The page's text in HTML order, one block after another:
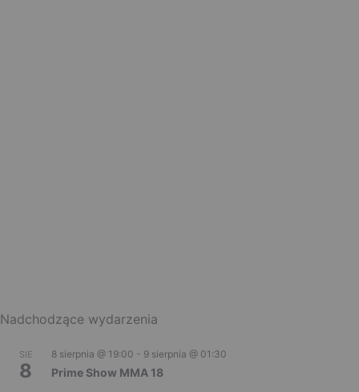
Nadchodzące wydarzenia
SIE
8
8 sierpnia @ 19:00 - 9 sierpnia @ 01:30
Prime Show MMA 18